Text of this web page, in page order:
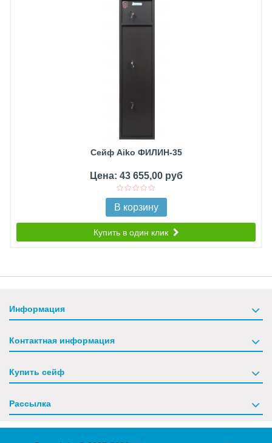
Сейф Aiko ФИЛИН-35
Цена: 43 655,00 руб
В корзину
Купить в один клик
Информация
Контактная информация
Купить сейф
Рассылка